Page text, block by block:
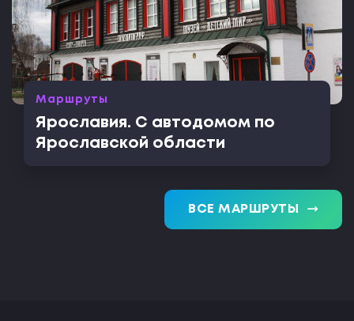
Маршруты
Ярославия. С автодомом по
Ярославской области
ВСЕ МАРШРУТЫ trending_flat